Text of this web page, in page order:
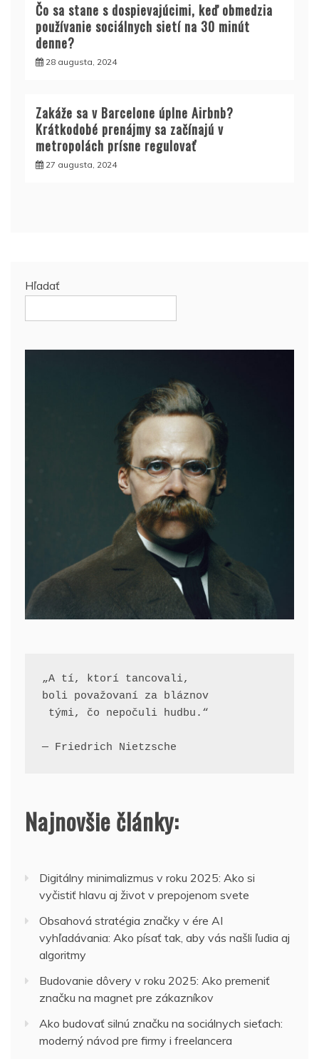
Čo sa stane s dospievajúcimi, keď obmedzia
používanie sociálnych sietí na 30 minút
denne?
28 augusta, 2024
Zakáže sa v Barcelone úplne Airbnb?
Krátkodobé prenájmy sa začínajú v
metropolách prísne regulovať
27 augusta, 2024
Hľadať
„A tí, ktorí tancovali,
boli považovaní za bláznov
tými, čo nepočuli hudbu.“
— Friedrich Nietzsche
Najnovšie články:
Digitálny minimalizmus v roku 2025: Ako si
vyčistiť hlavu aj život v prepojenom svete
Obsahová stratégia značky v ére AI
vyhľadávania: Ako písať tak, aby vás našli ľudia aj
algoritmy
Budovanie dôvery v roku 2025: Ako premeniť
značku na magnet pre zákazníkov
Ako budovať silnú značku na sociálnych sieťach:
moderný návod pre firmy i freelancera